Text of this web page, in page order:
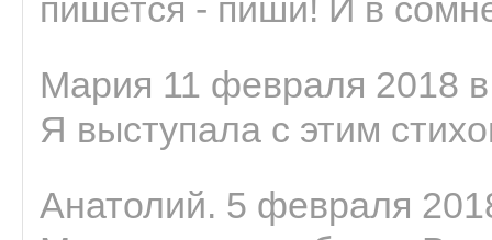
пишется - пиши! И в
Мария 11 февраля 2018
Я выступала с этим
Анатолий. 5 февраля